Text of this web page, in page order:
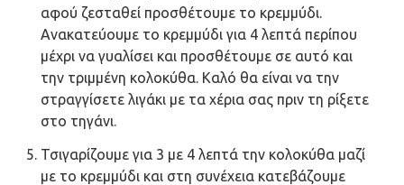
αφού ζεσταθεί προσθέτουμε το κρεμμύδι.
Ανακατεύουμε το κρεμμύδι για 4 λεπτά περίπου
μέχρι να γυαλίσει και προσθέτουμε σε αυτό και
την τριμμένη κολοκύθα. Καλό θα είναι να την
στραγγίσετε λιγάκι με τα χέρια σας πριν τη ρίξετε
στο τηγάνι.
Τσιγαρίζουμε για 3 με 4 λεπτά την κολοκύθα μαζί
με το κρεμμύδι και στη συνέχεια κατεβάζουμε